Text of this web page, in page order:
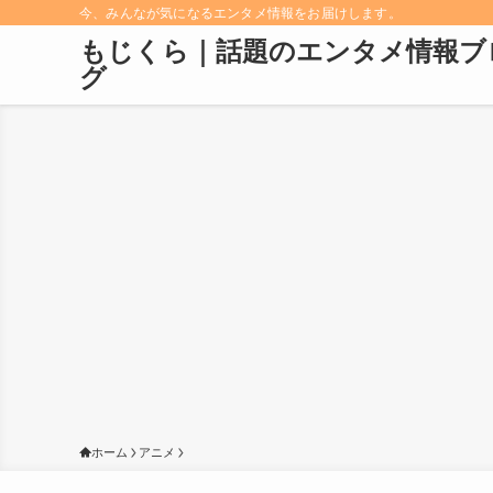
今、みんなが気になるエンタメ情報をお届けします。
もじくら｜話題のエンタメ情報ブ
グ
ホーム アニメ